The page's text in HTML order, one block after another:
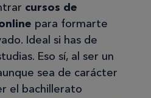
cursos de
para formarte
Ideal si has de
Eso sí, al ser un
sea de carácter
el bachillerato